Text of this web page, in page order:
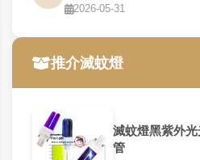
2026-05-31
推介滅蚊燈
滅蚊燈黑紫外
管